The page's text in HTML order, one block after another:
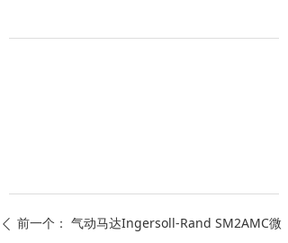
ꄴ 前一个： 气动马达Ingersoll-Rand SM2AMC微